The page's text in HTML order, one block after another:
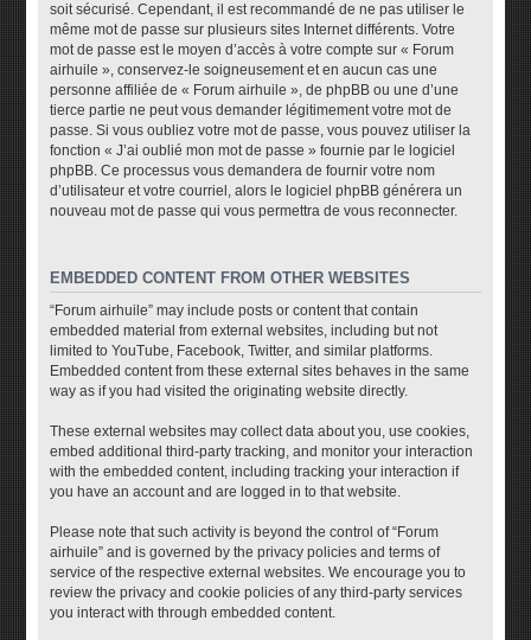
soit sécurisé. Cependant, il est recommandé de ne pas utiliser le
même mot de passe sur plusieurs sites Internet différents. Votre
mot de passe est le moyen d’accès à votre compte sur « Forum
airhuile », conservez-le soigneusement et en aucun cas une
personne affiliée de « Forum airhuile », de phpBB ou une d’une
tierce partie ne peut vous demander légitimement votre mot de
passe. Si vous oubliez votre mot de passe, vous pouvez utiliser la
fonction « J’ai oublié mon mot de passe » fournie par le logiciel
phpBB. Ce processus vous demandera de fournir votre nom
d’utilisateur et votre courriel, alors le logiciel phpBB générera un
nouveau mot de passe qui vous permettra de vous reconnecter.
EMBEDDED CONTENT FROM OTHER WEBSITES
“Forum airhuile” may include posts or content that contain
embedded material from external websites, including but not
limited to YouTube, Facebook, Twitter, and similar platforms.
Embedded content from these external sites behaves in the same
way as if you had visited the originating website directly.
These external websites may collect data about you, use cookies,
embed additional third-party tracking, and monitor your interaction
with the embedded content, including tracking your interaction if
you have an account and are logged in to that website.
Please note that such activity is beyond the control of “Forum
airhuile” and is governed by the privacy policies and terms of
service of the respective external websites. We encourage you to
review the privacy and cookie policies of any third-party services
you interact with through embedded content.